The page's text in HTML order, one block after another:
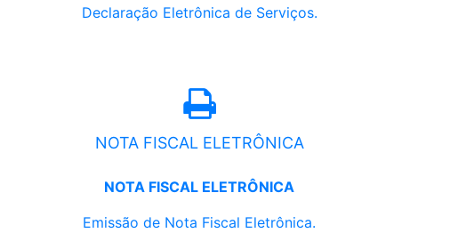
Declaração Eletrônica de Serviços.
NOTA FISCAL ELETRÔNICA
NOTA FISCAL ELETRÔNICA
Emissão de Nota Fiscal Eletrônica.